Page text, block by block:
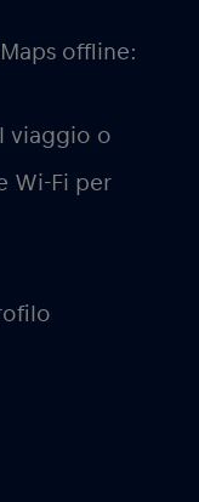
offline:
viaggio o
Wi-Fi per